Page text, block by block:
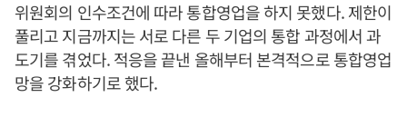
위원회의 인수조건에 따라 통합영업을 하지 못했다. 제한이
풀리고 지금까지는 서로 다른 두 기업의 통합 과정에서 과
도기를 겪었다. 적응을 끝낸 올해부터 본격적으로 통합영업
망을 강화하기로 했다.